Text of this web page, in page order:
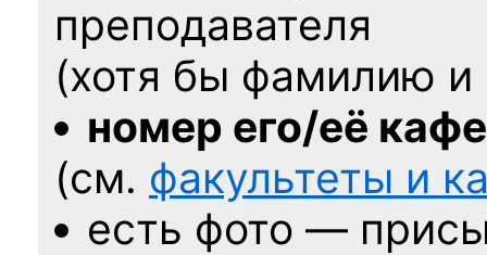
преподавателя
(хотя бы фамилию
номер его/её
(см. факультеты и
есть фото —